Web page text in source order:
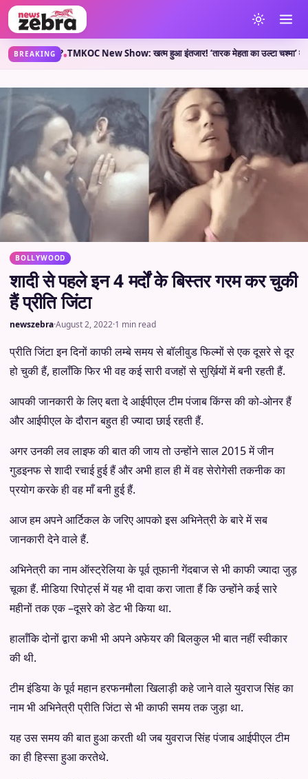
BREAKING
कहती है?•TMKOC New Show: खत्म हुआ इंतजार! ‘तारक मेहता का उल्टा चश्मा’ वाले
BOLLYWOOD
शादी से पहले इन 4 मर्दों के बिस्तर गरम कर चुकी
हैं प्रीति जिंटा
newszebra·August 2, 2022·1 min read
प्रीति जिंटा इन दिनों काफी लम्बे समय से बॉलीवुड फिल्मों से एक दूसरे से दूर
हो चुकी हैं, हालाँकि फिर भी वह कई सारी वजहों से सुर्ख़ियों में बनी रहती हैं.
आपकी जानकारी के लिए बता दे आईपीएल टीम पंजाब किंग्स की को-ओनर हैं
और आईपीएल के दौरान बहुत ही ज्यादा छाई रहती हैं.
अगर उनकी लव लाइफ की बात की जाय तो उन्होंने साल 2015 में जीन
गुडइनफ से शादी रचाई हुई हैं और अभी हाल ही में वह सेरोगेसी तकनीक का
प्रयोग करके ही वह माँ बनी हुई हैं.
आज हम अपने आर्टिकल के जरिए आपको इस अभिनेत्री के बारे में सब
जानकारी देने वाले हैं.
अभिनेत्री का नाम ऑस्ट्रेलिया के पूर्व तूफानी गेंदबाज से भी काफी ज्यादा जुड़
चूका हैं. मीडिया रिपोर्ट्स में यह भी दावा करा जाता हैं कि उन्होंने कई सारे
महीनों तक एक –दूसरे को डेट भी किया था.
हालाँकि दोनों द्वारा कभी भी अपने अफेयर की बिलकुल भी बात नहीं स्वीकार
की थी.
टीम इंडिया के पूर्व महान हरफनमौला खिलाड़ी कहे जाने वाले युवराज सिंह का
नाम भी अभिनेत्री प्रीति जिंटा से भी काफी समय तक जुड़ा था.
यह उस समय की बात हुआ करती थी जब युवराज सिंह पंजाब आईपीएल टीम
का ही हिस्सा हुआ करतेथे.